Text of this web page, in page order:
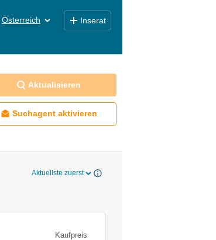
Österreich Inserat
Aktualisieren
Suchagent aktivieren
Aktuellste zuerst
Kaufpreis